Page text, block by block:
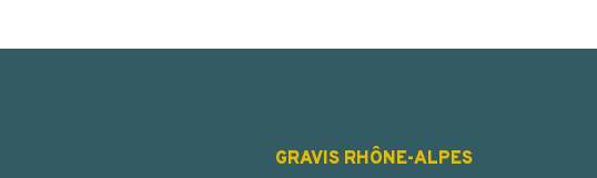
GRAVIS RHÔNE-ALPES